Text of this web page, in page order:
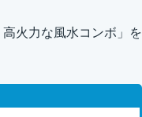
火力な風水コンボ」を